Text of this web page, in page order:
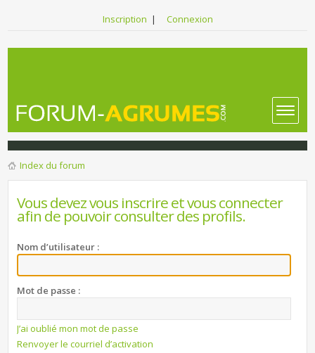
Inscription | Connexion
Index du forum
Vous devez vous inscrire et vous connecter
afin de pouvoir consulter des profils.
Nom d’utilisateur :
Mot de passe :
J’ai oublié mon mot de passe
Renvoyer le courriel d’activation